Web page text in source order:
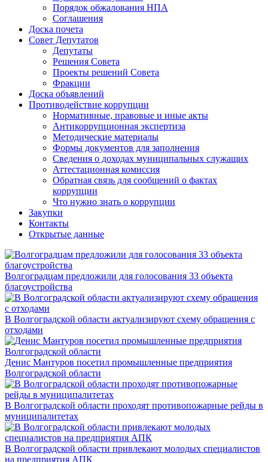
Порядок обжалования НПА
Соглашения
Доска почета
Совет Депутатов
Депутаты
Решения Совета
Проекты решений Совета
Фракции
Доска объявлений
Противодействие коррупции
Нормативные, правовые и иные акты
Антикоррупционная экспертиза
Методические материалы
Формы документов для заполнения
Сведения о доходах муниципальных служащих
Аттестационная комиссия
Обратная связь для сообщений о фактах
коррупции
Что нужно знать о коррупции
Закупки
Контакты
Открытые данные
Волгоградцам предложили для голосования 33 объекта
благоустройства
В Волгоградской области актуализируют схему обращения с
отходами
Денис Мантуров посетил промышленные предприятия
Волгоградской области
В Волгоградской области проходят противопожарные рейды в
муниципалитетах
В Волгоградской области привлекают молодых специалистов
на предприятия АПК